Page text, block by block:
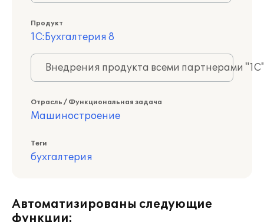
Продукт
1С:Бухгалтерия 8
Внедрения продукта всеми партнерами
Отрасль / Функциональная задача
Машиностроение
Теги
бухгалтерия
Автоматизированы следующие
функции: